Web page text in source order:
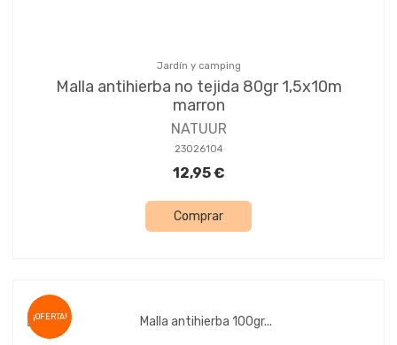
Jardín y camping
Malla antihierba no tejida 80gr 1,5x10m
marron
NATUUR
23026104
12,95 €
Comprar
¡OFERTA!